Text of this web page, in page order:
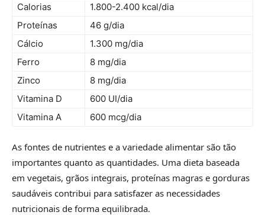
Calorias
1.800-2.400 kcal/dia
Proteínas
46 g/dia
Cálcio
1.300 mg/dia
Ferro
8 mg/dia
Zinco
8 mg/dia
Vitamina D
600 UI/dia
Vitamina A
600 mcg/dia
As fontes de nutrientes e a variedade alimentar são tão
importantes quanto as quantidades. Uma dieta baseada
em vegetais, grãos integrais, proteínas magras e gorduras
saudáveis contribui para satisfazer as necessidades
nutricionais de forma equilibrada.